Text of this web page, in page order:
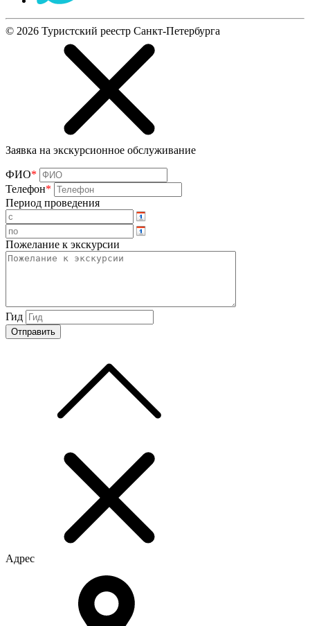
© 2026 Туристский реестр Санкт-Петербурга
Заявка на экскурсионное обслуживание
ФИО*
Телефон*
Период проведения
Пожелание к экскурсии
Гид
Адрес